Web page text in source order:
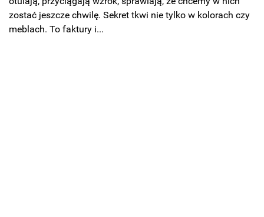
zostać jeszcze chwilę. Sekret tkwi nie tylko w kolorach czy
meblach. To faktury i...